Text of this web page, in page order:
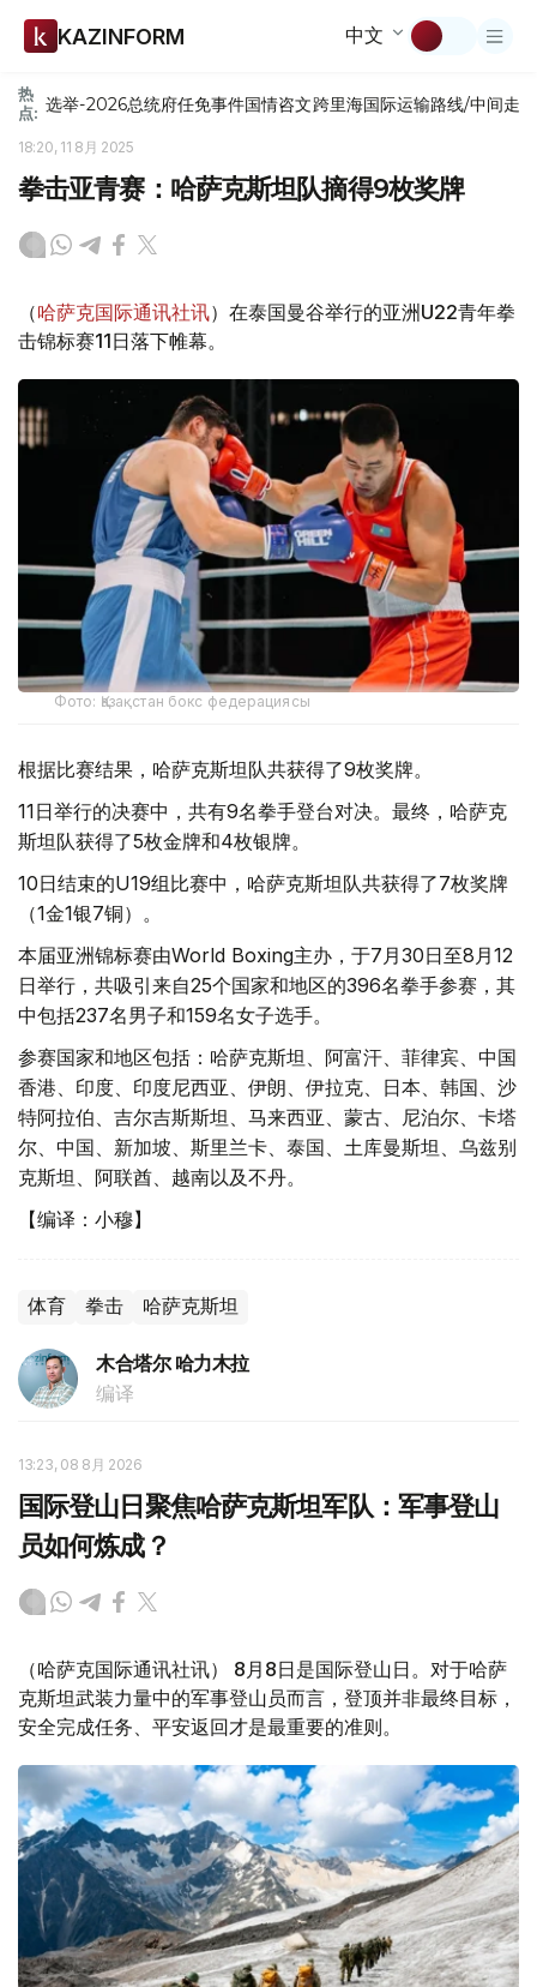
KAZINFORM 中文
热
点: 选举-2026总统府任免事件国情咨文跨里海国际运输路线/中间走廊
18:20, 11 8月 2025
拳击亚青赛：哈萨克斯坦队摘得9枚奖牌
（哈萨克国际通讯社讯）在泰国曼谷举行的亚洲U22青年拳
击锦标赛11日落下帷幕。
Фото: Қазақстан бокс федерациясы
根据比赛结果，哈萨克斯坦队共获得了9枚奖牌。
11日举行的决赛中，共有9名拳手登台对决。最终，哈萨克
斯坦队获得了5枚金牌和4枚银牌。
10日结束的U19组比赛中，哈萨克斯坦队共获得了7枚奖牌
（1金1银7铜）。
本届亚洲锦标赛由World Boxing主办，于7月30日至8月12
日举行，共吸引来自25个国家和地区的396名拳手参赛，其
中包括237名男子和159名女子选手。
参赛国家和地区包括：哈萨克斯坦、阿富汗、菲律宾、中国
香港、印度、印度尼西亚、伊朗、伊拉克、日本、韩国、沙
特阿拉伯、吉尔吉斯斯坦、马来西亚、蒙古、尼泊尔、卡塔
尔、中国、新加坡、斯里兰卡、泰国、土库曼斯坦、乌兹别
克斯坦、阿联酋、越南以及不丹。
【编译：小穆】
体育 拳击 哈萨克斯坦
木合塔尔 哈力木拉
编译
13:23, 08 8月 2026
国际登山日聚焦哈萨克斯坦军队：军事登山
员如何炼成？
（哈萨克国际通讯社讯） 8月8日是国际登山日。对于哈萨
克斯坦武装力量中的军事登山员而言，登顶并非最终目标，
安全完成任务、平安返回才是最重要的准则。